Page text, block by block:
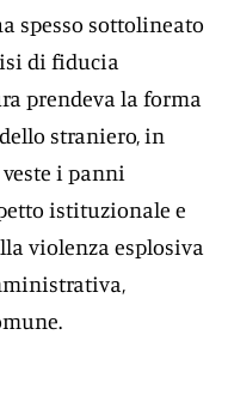
spesso sottolineato
di fiducia
prendeva la forma
straniero, in
i panni
istituzionale e
violenza esplosiva